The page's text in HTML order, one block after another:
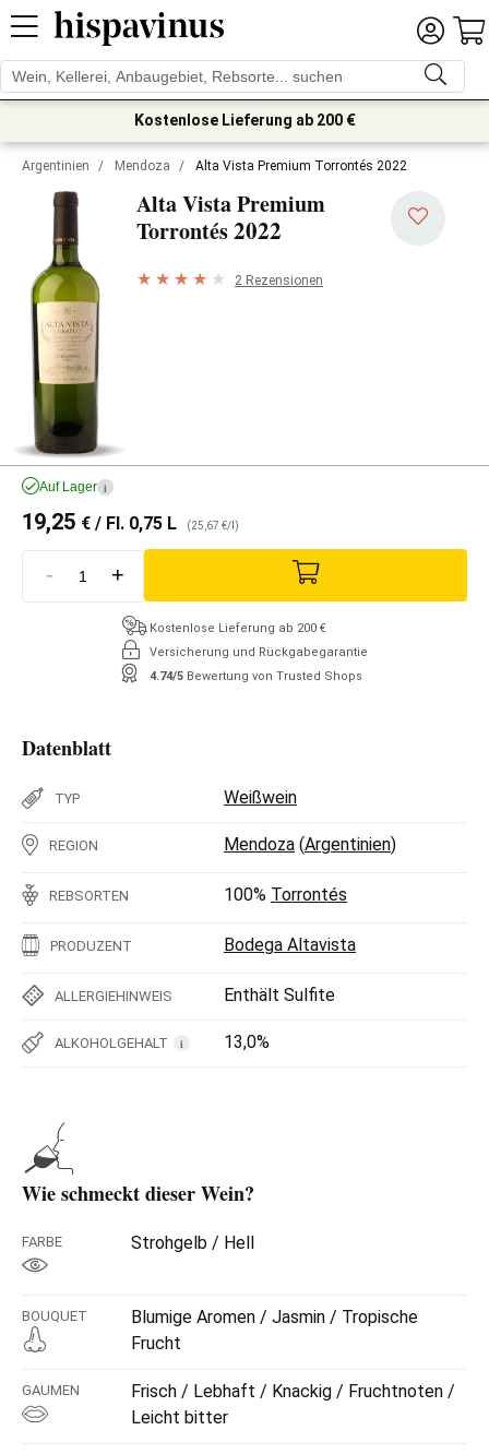
Kostenlose Lieferung ab 200 €
Argentinien / Mendoza / Alta Vista Premium Torrontés 2022
Alta Vista Premium
Torrontés2022
2 Rezensionen
Auf Lager i
19,25 € / Fl. 0,75 L (25,67 €/l)
- +
Kostenlose Lieferung ab 200 €
Versicherung und Rückgabegarantie
4.74/5 Bewertung von Trusted Shops
Datenblatt
TYP Weißwein
REGION Mendoza (Argentinien)
REBSORTEN 100% Torrontés
PRODUZENT Bodega Altavista
ALLERGIEHINWEIS Enthält Sulfite
ALKOHOLGEHALT i 13,0%
Wie schmeckt dieser Wein?
FARBE Strohgelb / Hell
BOUQUET
Blumige Aromen / Jasmin / Tropische
Frucht
GAUMEN
Frisch / Lebhaft / Knackig / Fruchtnoten /
Leicht bitter